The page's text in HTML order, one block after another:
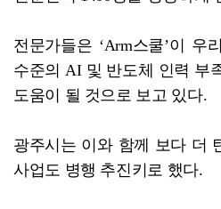
전문가들은 ‘Arm스쿨’이 우
수준의 AI 및 반도체 인력 부
도움이 될 것으로 보고 있다.
광주시는 이와 함께 보다 더
사업도 병행 추진키로 했다.